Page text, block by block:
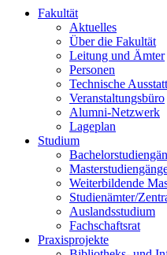
Fakultät
Aktuelles
Über die Fakultät
Leitung und Ämter
Personen
Technische
Veranstaltungsbüro
Alumni-Netzwerk
Lageplan
Studium
Weiterbildende
Studienämter/
Auslandsstudium
Fachschaftsrat
Praxisprojekte